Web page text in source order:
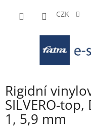
CZK
Rigidní
SILVERO-
1, 5,9 mm